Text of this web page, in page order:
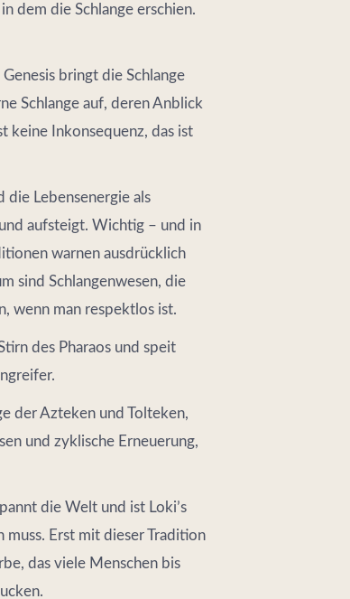
in dem die Schlange erschien.
Genesis bringt die Schlange
Schlange auf, deren Anblick
keine Inkonsequenz, das ist
die Lebensenergie als
aufsteigt. Wichtig – und in
warnen ausdrücklich
sind Schlangenwesen, die
wenn man respektlos ist.
des Pharaos und speit
der Azteken und Tolteken,
und zyklische Erneuerung,
die Welt und ist Loki’s
Erst mit dieser Tradition
das viele Menschen bis